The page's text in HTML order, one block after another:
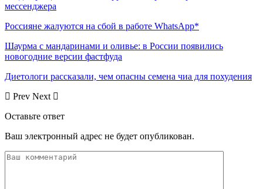
мессенджера
Россияне жалуются на сбой в работе WhatsApp*
Шаурма с мандаринами и оливье: в России появились
новогодние версии фастфуда
Диетологи рассказали, чем опасны семена чиа для похудения
Prev Next
Оставьте ответ
Ваш электронный адрес не будет опубликован.